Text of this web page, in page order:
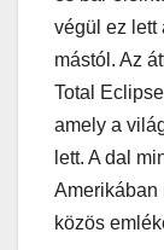
végül ez lett
mástól. Az
Total
amely a
lett. A dal
Amerikában
közös